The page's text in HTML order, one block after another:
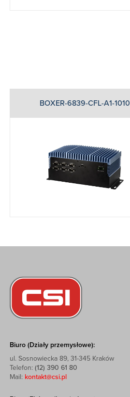
BOXER-6839-CFL-A1-1010
Biuro (Działy przemysłowe):
ul. Sosnowiecka 89, 31-345 Kraków
Telefon: (12) 390 61 80
Mail: kontakt@csi.pl